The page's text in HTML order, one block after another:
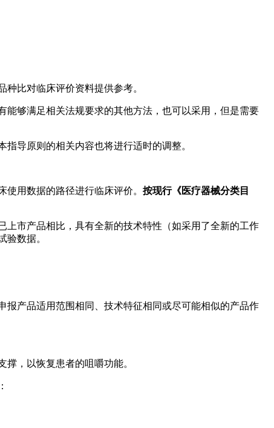
比对临床评价资料提供参考。
够满足相关法规要求的其他方法，也可以采用，但是需要
导原则的相关内容也将进行适时的调整。
用数据的路径进行临床评价。 按现行《医疗器械分类目
市产品相比，具有全新的技术特性（如采用了全新的工作
验数据。
产品适用范围相同、技术特征相同或尽可能相似的产品作
，以恢复患者的咀嚼功能。